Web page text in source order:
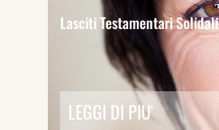
Lasciti Testamentari Solidali
LEGGI DI PIU'